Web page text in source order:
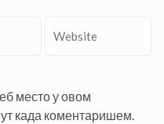
место у овом
када коментаришем.